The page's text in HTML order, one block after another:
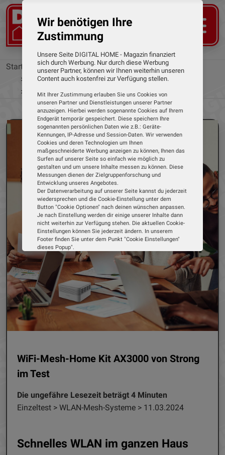
Startseite Tests
WLAN-Mesh-Systeme
Strong
WiFi-Mesh-Home Kit AX3000 von Strong
WiFi-Mesh-Home Kit AX3000 von Strong
im Test
Die ungefähre Lesezeit beträgt 4 Minuten
Einzeltest > WLAN-Mesh-Systeme > 11.03.2024
Schnelles WLAN im ganzen Haus
Wir benötigen Ihre
Zustimmung
Unsere Seite DIGITAL HOME - Magazin finanziert
sich durch Werbung. Nur durch diese Werbung
unserer Partner, können wir Ihnen weiterhin unseren
Content auch kostenfrei zur Verfügung stellen.
Mit Ihrer Zustimmung erlauben Sie uns Cookies von
unseren Partner und Dienstleistungen unserer Partner
anzuzeigen. Hierbei werden sogenannte Cookies auf Ihrem
Endgerät temporär gespeichert. Diese speichern Ihre
sogenannten persönlichen Daten wie z.B.: Geräte-
Kennungen, IP-Adresse und Session-Daten. Wir verwenden
Cookies und deren Technologien um Ihnen
maßgeschneiderte Werbung anzeigen zu können, Ihnen das
Surfen auf unserer Seite so einfach wie möglich zu
gestalten und um unsere Inhalte messen zu können. Diese
Messungen dienen der Zielgruppenforschung und
Entwicklung unseres Angebotes.
Der Datenverarbeitung auf unserer Seite kannst du jederzeit
wiedersprechen und die Cookie-Einstellung unter dem
Button "Cookie Optionen" nach deinen wünschen anpassen.
Je nach Einstellung werden dir einige unserer Inhalte dann
nicht weiterhin zur Verfügung stehen. Die aktuellen Cookie-
Einstellungen können Sie jederzeit ändern. In unserem
Footer finden Sie unter dem Punkt "Cookie Einstellungen"
dieses Popup".
Wir verwenden Cookies, um Ihnen die bestmögliche
Erfahrung auf unserer Website zu bieten. Erfahren Sie mehr
darüber, wie wir Cookies verwenden und wie Sie Ihre
Einstellungen ändern können.
Alle Cookies akzeptieren
Cookie Optionen